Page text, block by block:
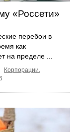
«Россети»
перебои в
как
на пределе ...
Корпорации,